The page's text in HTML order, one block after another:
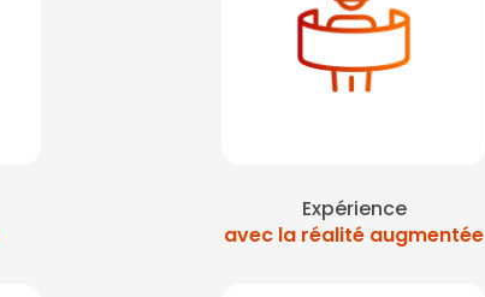
Expérience
avec la réalité augmentée